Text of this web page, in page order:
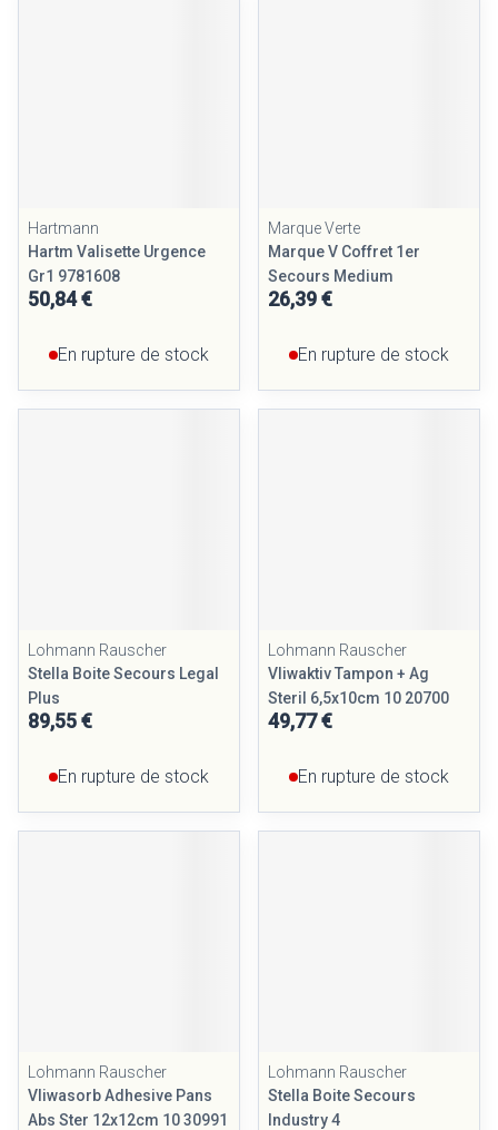
Hartmann
Hartm Valisette Urgence
Gr1 9781608
50,84 €
En rupture de stock
Marque Verte
Marque V Coffret 1er
Secours Medium
26,39 €
En rupture de stock
Lohmann Rauscher
Stella Boite Secours Legal
Plus
89,55 €
En rupture de stock
Lohmann Rauscher
Vliwaktiv Tampon + Ag
Steril 6,5x10cm 10 20700
49,77 €
En rupture de stock
Lohmann Rauscher
Vliwasorb Adhesive Pans
Abs Ster 12x12cm 10 30991
Lohmann Rauscher
Stella Boite Secours
Industry 4